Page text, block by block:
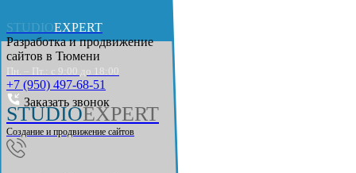
STUDIOEXPERT
Разработка и продвижение
сайтов в Тюмени
Пн. – Пт.: с 9:00 до 18:00
+7 (950) 497-68-51
Заказать звонок
STUDIOEXPERT
Создание и продвижение сайтов